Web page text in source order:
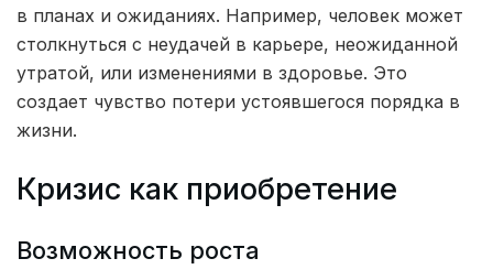
в планах и ожиданиях. Например, человек может
столкнуться с неудачей в карьере, неожиданной
утратой, или изменениями в здоровье. Это
создает чувство потери устоявшегося порядка в
жизни.
Кризис как приобретение
Возможность роста